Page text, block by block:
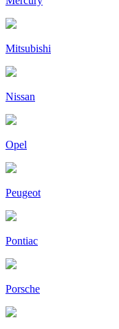
Mitsubishi
Nissan
Opel
Peugeot
Pontiac
Porsche